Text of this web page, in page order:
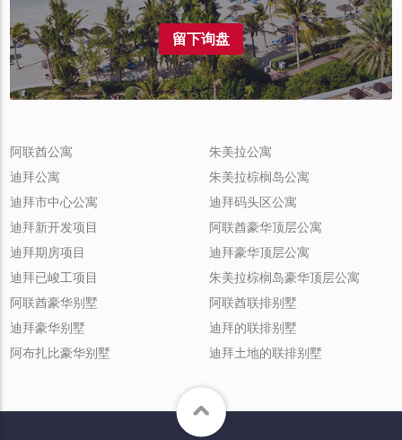
留下询盘
阿联酋公寓
迪拜公寓
迪拜市中心公寓
朱美拉公寓
朱美拉棕榈岛公寓
迪拜码头区公寓
迪拜新开发项目
迪拜期房项目
迪拜已峻工项目
阿联酋豪华顶层公寓
迪拜豪华顶层公寓
朱美拉棕榈岛豪华顶层公寓
阿联酋豪华别墅
迪拜豪华别墅
阿布扎比豪华别墅
阿联酋联排别墅
迪拜的联排别墅
迪拜土地的联排别墅